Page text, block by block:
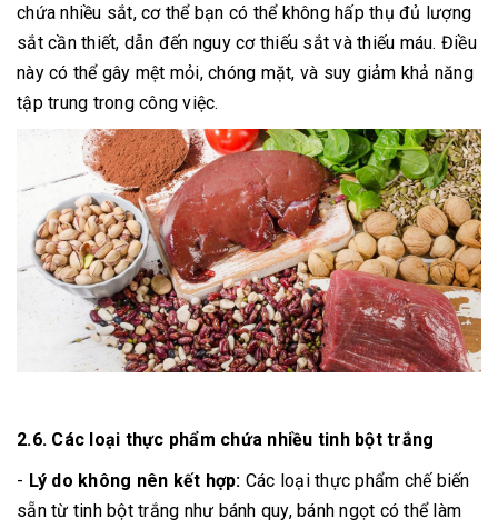
chứa nhiều sắt, cơ thể bạn có thể không hấp thụ đủ lượng
sắt cần thiết, dẫn đến nguy cơ thiếu sắt và thiếu máu. Điều
này có thể gây mệt mỏi, chóng mặt, và suy giảm khả năng
tập trung trong công việc.
2.6. Các loại thực phẩm chứa nhiều tinh bột trắng
- Lý do không nên kết hợp: Các loại thực phẩm chế biến
sẵn từ tinh bột trắng như bánh quy, bánh ngọt có thể làm